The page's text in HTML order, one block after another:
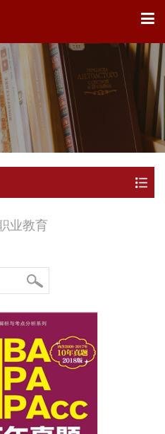
X
业教育